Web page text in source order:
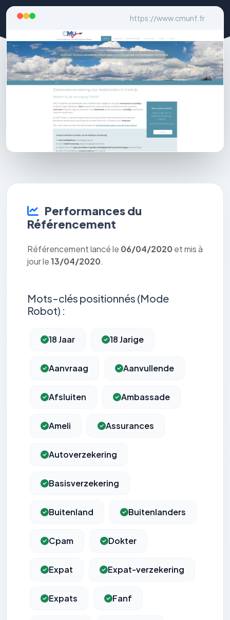
https://www.cmunf.fr
Performances du
Référencement
Référencement lancé le 06/04/2020 et mis à
jour le13/04/2020.
Mots-clés positionnés (Mode
Robot) :
18 Jaar 18 Jarige
Aanvraag Aanvullende
Afsluiten Ambassade
Ameli Assurances
Autoverzekering
Basisverzekering
Buitenland Buitenlanders
Cpam Dokter
Expat Expat-verzekering
Expats Fanf